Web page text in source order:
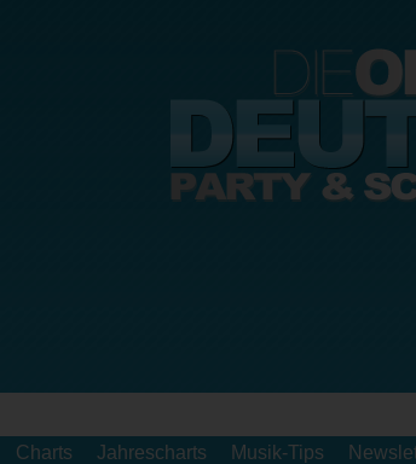
Charts Jahrescharts Musik-Tips